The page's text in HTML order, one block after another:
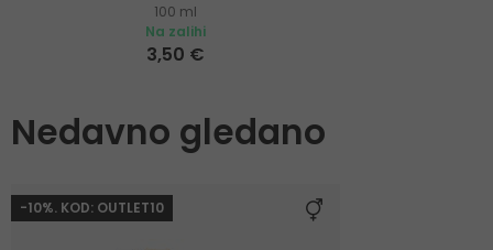
100 ml
Na zalihi
3,50 €
Nedavno gledano
-10%. KOD: OUTLET10